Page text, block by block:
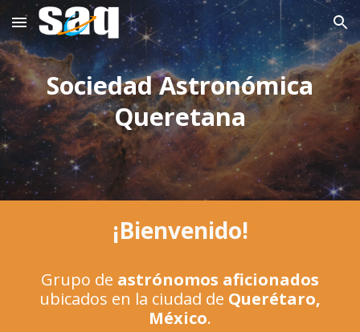
Skip to main content Skip to navigation
Sociedad Astronómica
Queretana
¡Bienvenido!
Grupo de astrónomos aficionados
ubicados en la ciudad de Querétaro,
México.